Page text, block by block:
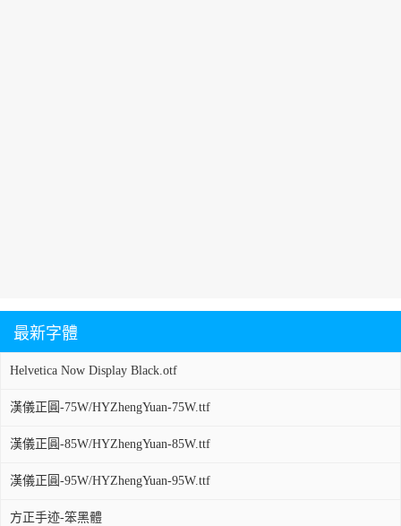
最新字體
Helvetica Now Display Black.otf
漢儀正圓-75W/HYZhengYuan-75W.ttf
漢儀正圓-85W/HYZhengYuan-85W.ttf
漢儀正圓-95W/HYZhengYuan-95W.ttf
方正手迹-笨黑體